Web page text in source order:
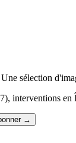
sélection
interventions
→